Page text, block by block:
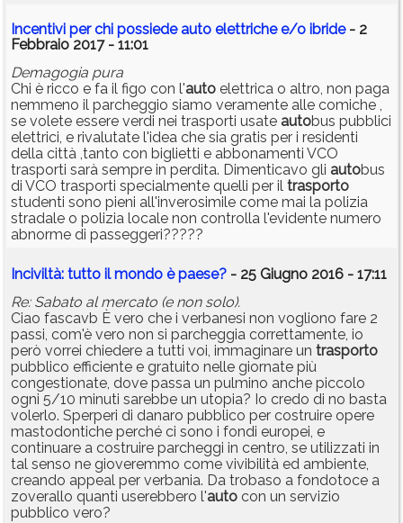
Incentivi per chi possiede auto elettriche e/o ibride- 2
Febbraio 2017 - 11:01
Demagogia pura
Chi è ricco e fa il figo con l'auto elettrica o altro, non paga
nemmeno il parcheggio siamo veramente alle comiche ,
se volete essere verdi nei trasporti usate autobus pubblici
elettrici, e rivalutate l'idea che sia gratis per i residenti
della città ,tanto con biglietti e abbonamenti VCO
trasporti sarà sempre in perdita. Dimenticavo gli autobus
di VCO trasporti specialmente quelli per il trasporto
studenti sono pieni all'inverosimile come mai la polizia
stradale o polizia locale non controlla l'evidente numero
abnorme di passeggeri?????
Inciviltà: tutto il mondo è paese? - 25 Giugno 2016 - 17:11
Re: Sabato al mercato (e non solo).
Ciao fascavb È vero che i verbanesi non vogliono fare 2
passi, com'è vero non si parcheggia correttamente, io
però vorrei chiedere a tutti voi, immaginare un trasporto
pubblico efficiente e gratuito nelle giornate più
congestionate, dove passa un pulmino anche piccolo
ogni 5/10 minuti sarebbe un utopia? Io credo di no basta
volerlo. Sperperi di danaro pubblico per costruire opere
mastodontiche perché ci sono i fondi europei, e
continuare a costruire parcheggi in centro, se utilizzati in
tal senso ne gioveremmo come vivibilità ed ambiente,
creando appeal per verbania. Da trobaso a fondotoce a
zoverallo quanti userebbero l'auto con un servizio
pubblico vero?